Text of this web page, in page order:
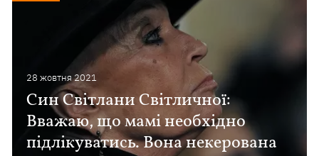
28 жовтня 2021
Син Світлани Світличної:
Вважаю, що мамі необхідно
підлікуватись. Вона некерована